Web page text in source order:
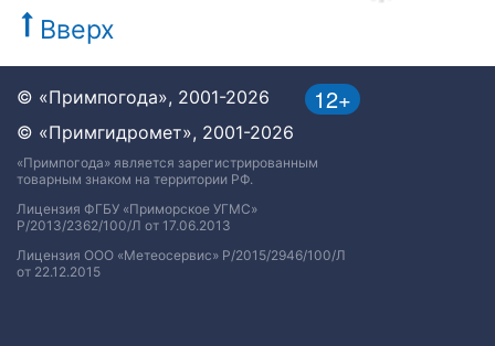
Вверх
12+
© «Примпогода», 2001-2026
© «Примгидромет», 2001-2026
«Примпогода» является зарегистрированным
товарным знаком на территории РФ.
Лицензия ФГБУ «Приморское УГМС»
Р/2013/2362/100/Л от 17.06.2013
Лицензия ООО «Метеосервис» Р/2015/2946/100/Л
от 22.12.2015